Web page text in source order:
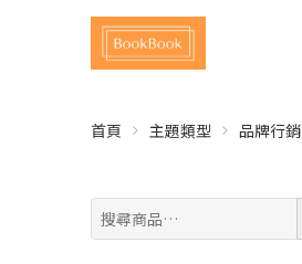
首頁 主題類型 品牌行銷
搜
尋: